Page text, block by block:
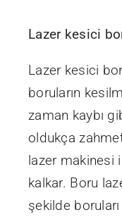
Lazer kesici
Lazer kesici
boruların
zaman kaybı
oldukça
lazer makinesi
kalkar. Boru
şekilde